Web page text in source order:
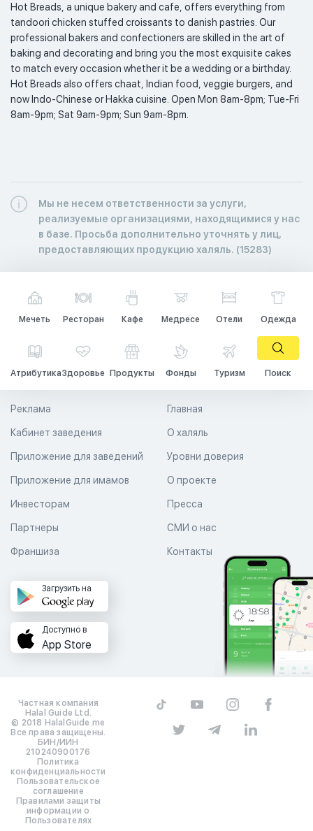
Hot Breads, a unique bakery and cafe, offers everything from
tandoori chicken stuffed croissants to danish pastries. Our
professional bakers and confectioners are skilled in the art of
baking and decorating and bring you the most exquisite cakes
to match every occasion whether it be a wedding or a birthday.
Hot Breads also offers chaat, Indian food, veggie burgers, and
now Indo-Chinese or Hakka cuisine. Open Mon 8am-8pm; Tue-Fri
8am-9pm; Sat 9am-9pm; Sun 9am-8pm.
Мы не несем ответственности за услуги,
реализуемые организациями, находящимися у нас
в базе. Просьба дополнительно уточнять у лиц,
предоставляющих продукцию халяль. (15283)
Мечеть Ресторан Кафе Медресе Отели Одежда
АтрибутикаЗдоровье Продукты Фонды Туризм Поиск
Главная
О халяль
Уровни доверия
Реклама
Кабинет заведения
Приложение для заведений
Приложение для имамов О проекте
Пресса
СМИ о нас
Контакты
Инвесторам
Партнеры
Франшиза
Загрузить на
Доступно в
App Store
Частная компания
Halal Guide Ltd.
© 2018 HalalGuide.me
Все права защищены.
БИН/ИИН
210240900176
Политика
конфиденциальности
Пользовательское
соглашение
Правилами защиты
информации о
Пользователях